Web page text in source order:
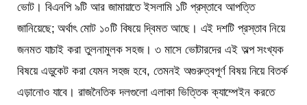
ভোট। বিএনপি ৯টি আর জামায়াতে ইসলামি ১টি প্রস্তাবে আপত্তি
জানিয়েছে; অর্থাৎ মোট ১০টি বিষয়ে দ্বিমত আছে। এই দশটি প্রস্তাব নিয়ে
জনমত যাচাই করা তুলনামুলক সহজ। ৩ মাসে ভোটারদের এই অল্প সংখ্যক
বিষয়ে এডুকেট করা যেমন সহজ হবে, তেমনই অগুরুত্বপূর্ণ বিষয় নিয়ে বিতর্ক
এড়ানোও যাবে। রাজনৈতিক দলগুলো এলাকা ভিত্তিক ক্যাম্পেইন করতে